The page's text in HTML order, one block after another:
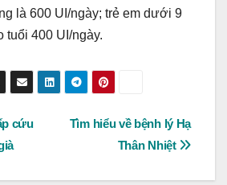
là 600 UI/ngày; trẻ em dưới 9
tuổi 400 UI/ngày.
Tìm hiểu về bệnh lý Hạ
Thân Nhiệt
cứu